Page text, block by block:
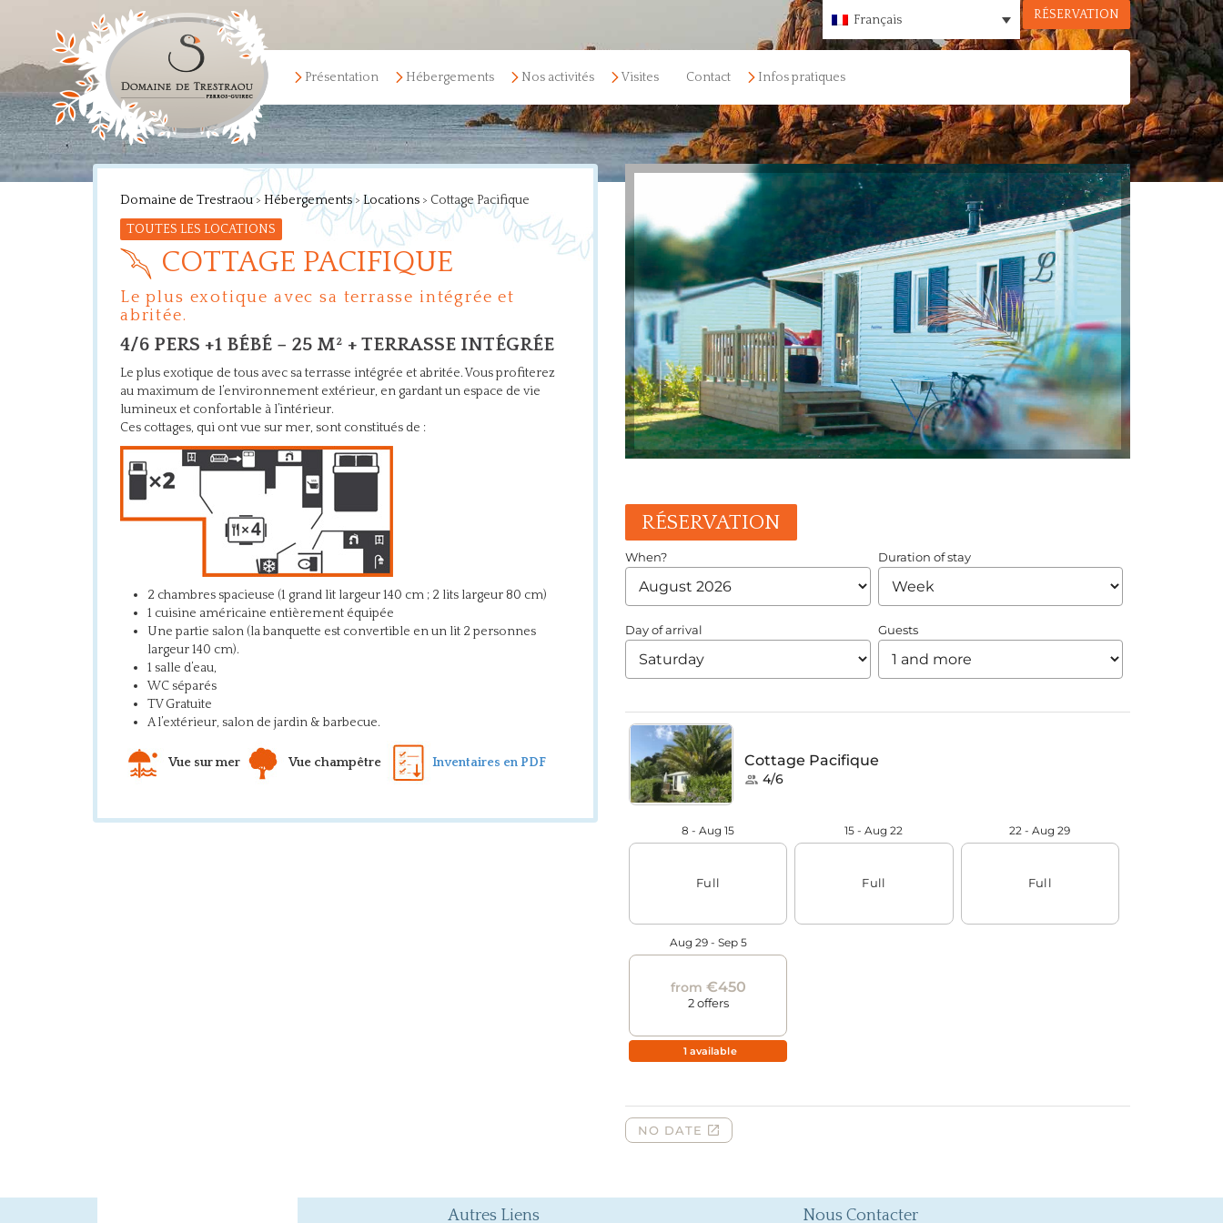
Français RÉSERVATION
Présentation Hébergements Nos activités Visites Contact Infos pratiques
Domaine de Trestraou> Hébergements>Locations > Cottage Pacifique
TOUTES LES LOCATIONS
COTTAGE PACIFIQUE
Le plus exotique avec sa terrasse intégrée et
abritée.
4/6 PERS +1 BÉBÉ – 25 M² + TERRASSE INTÉGRÉE
Le plus exotique de tous avec sa terrasse intégrée et abritée. Vous profiterez
au maximum de l’environnement extérieur, en gardant un espace de vie
lumineux et confortable à l’intérieur.
Ces cottages, qui ont vue sur mer, sont constitués de :
2 chambres spacieuse (1 grand lit largeur 140 cm ; 2 lits largeur 80 cm)
1 cuisine américaine entièrement équipée
Une partie salon (la banquette est convertible en un lit 2 personnes
largeur 140 cm).
1 salle d’eau,
WC séparés
TV Gratuite
A l’extérieur, salon de jardin & barbecue.
Vue sur mer Vue champêtre Inventaires en PDF
RÉSERVATION
Autres Liens Nous Contacter